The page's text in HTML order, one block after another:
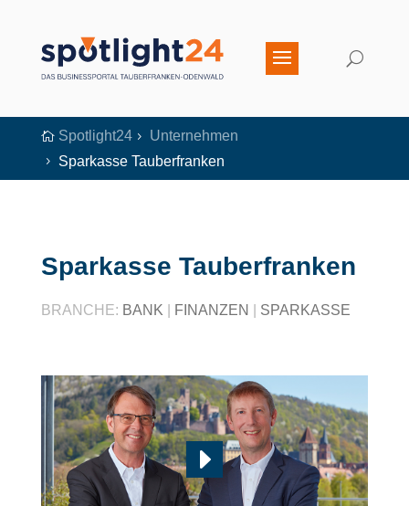
 Spotlight245 Unternehmen
5 Sparkasse Tauberfranken
Sparkasse Tauberfranken
BRANCHE: BANK FINANZEN SPARKASSE
E